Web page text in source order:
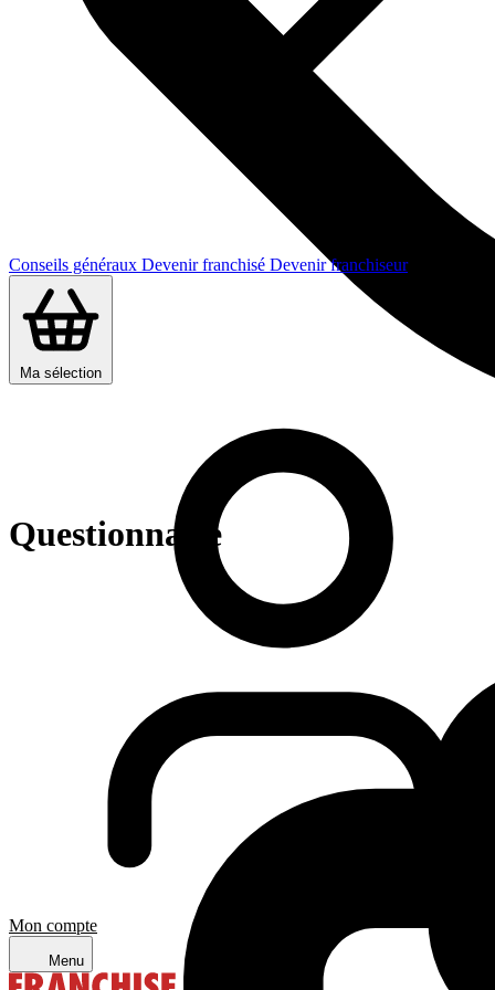
Conseils généraux Devenir franchisé Devenir franchiseur
Ma sélection
Mon compte
Menu
Questionnaire